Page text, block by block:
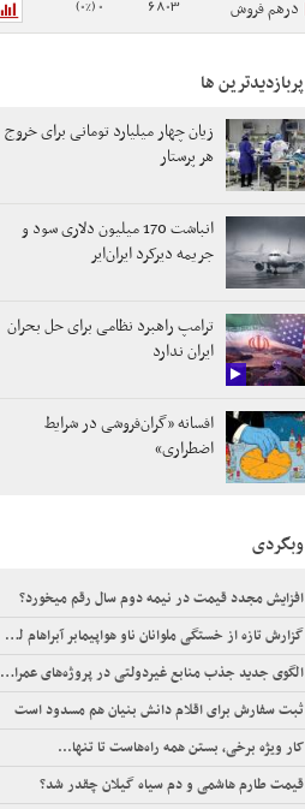
درهم فروش 6803
0 (0%)
پربازدیدترین ها
زیان چهار میلیارد تومانی برای خروج
هر پرستار
انباشت 170 میلیون دلاری سود و
جریمه دیرکرد ایران‌ایر
ترامپ راهبرد نظامی برای حل بحران
ایران ندارد
افسانه «گران‌فروشی در شرایط
اضطراری»
وبگردی
افزایش مجدد قیمت در نیمه دوم سال رقم میخورد؟
گزارش تازه از خستگی ملوانان ناو هواپیمابر آبراهام لینکلن
الگوی جدید جذب منابع غیردولتی در پروژه‌های عمرانی
ثبت سفارش برای اقلام دانش بنیان هم مسدود است
کار ویژه برخی، بستن همه راه‌هاست تا تنها...
قیمت طارم هاشمی و دم سیاه گیلان چقدر شد؟